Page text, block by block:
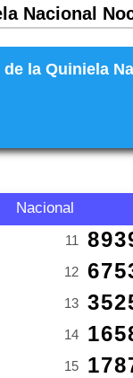
Nacional
la Quiniela
Nacional
11
12
13
14
15